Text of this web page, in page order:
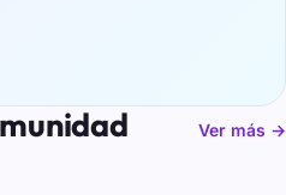
Ver más →